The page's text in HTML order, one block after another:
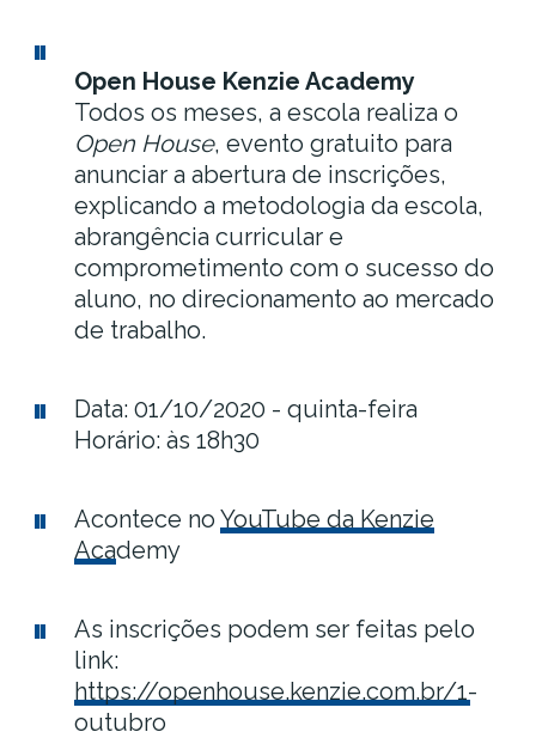
Open House Kenzie Academy
Todos os meses, a escola realiza o
Open House, evento gratuito para
anunciar a abertura de inscrições,
explicando a metodologia da escola,
abrangência curricular e
comprometimento com o sucesso do
aluno, no direcionamento ao mercado
de trabalho.
Data: 01/10/2020 - quinta-feira
Horário: às 18h30
Acontece no YouTube da Kenzie
Academy
As inscrições podem ser feitas pelo
link:
https://openhouse.kenzie.com.br/1-
outubro